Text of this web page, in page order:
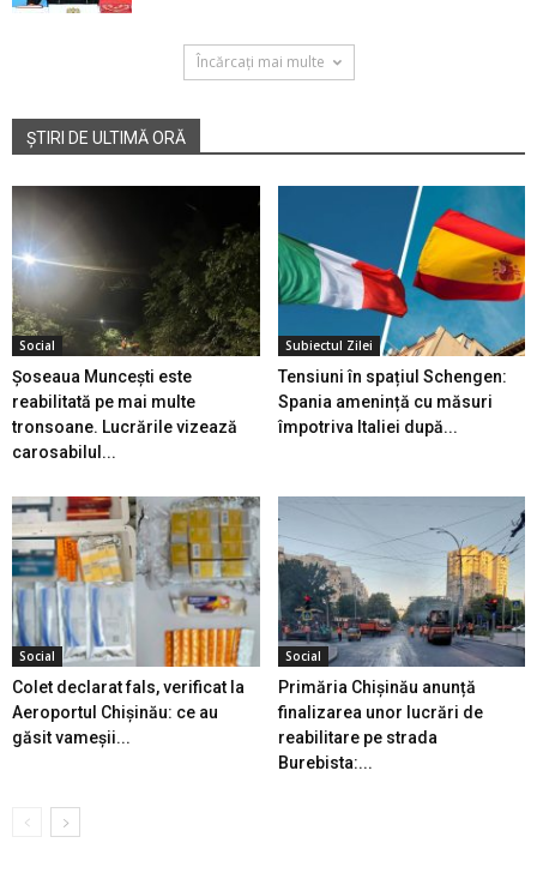
Încărcați mai multe
ȘTIRI DE ULTIMĂ ORĂ
Social
Șoseaua Muncești este
reabilitată pe mai multe
tronsoane. Lucrările vizează
carosabilul...
Subiectul Zilei
Tensiuni în spațiul Schengen:
Spania amenință cu măsuri
împotriva Italiei după...
Social
Colet declarat fals, verificat la
Aeroportul Chișinău: ce au
găsit vameșii...
Social
Primăria Chișinău anunță
finalizarea unor lucrări de
reabilitare pe strada
Burebista:...